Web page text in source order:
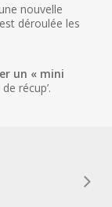
nouvelle
déroulée les
un « mini
récup’.